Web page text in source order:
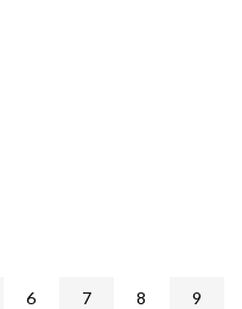
6 7 8 9